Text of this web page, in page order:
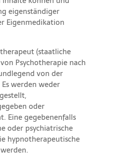
eigenständiger
Eigenmedikation
(staatliche
Psychotherapie nach
von der
werden weder
oder
Eine gegebenenfalls
oder psychiatrische
hypnotherapeutische